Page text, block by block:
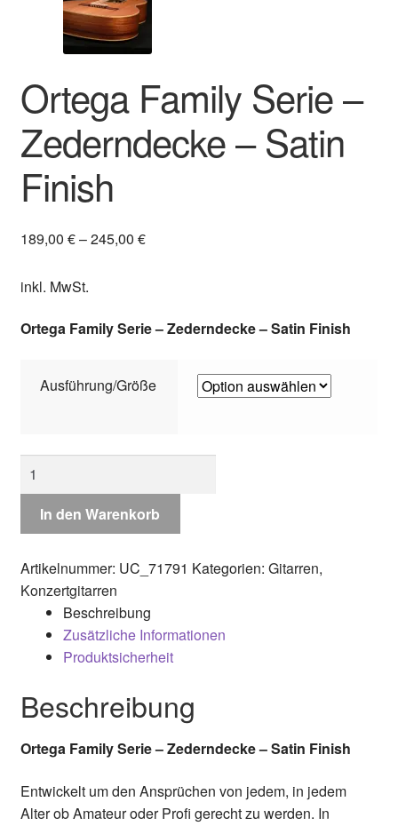
Ortega Family Serie –
Zederndecke – Satin
Finish
189,00 €–245,00 €
inkl. MwSt.
Ortega Family Serie – Zederndecke – Satin Finish
Ausführung/Größe
Serie
-
-
Satin
Finish
Menge
In den Warenkorb
Artikelnummer: UC_71791 Kategorien: Gitarren,
Konzertgitarren
Beschreibung
Zusätzliche Informationen
Produktsicherheit
Beschreibung
Ortega Family Serie – Zederndecke – Satin Finish
Entwickelt um den Ansprüchen von jedem, in jedem
Alter ob Amateur oder Profi gerecht zu werden. In